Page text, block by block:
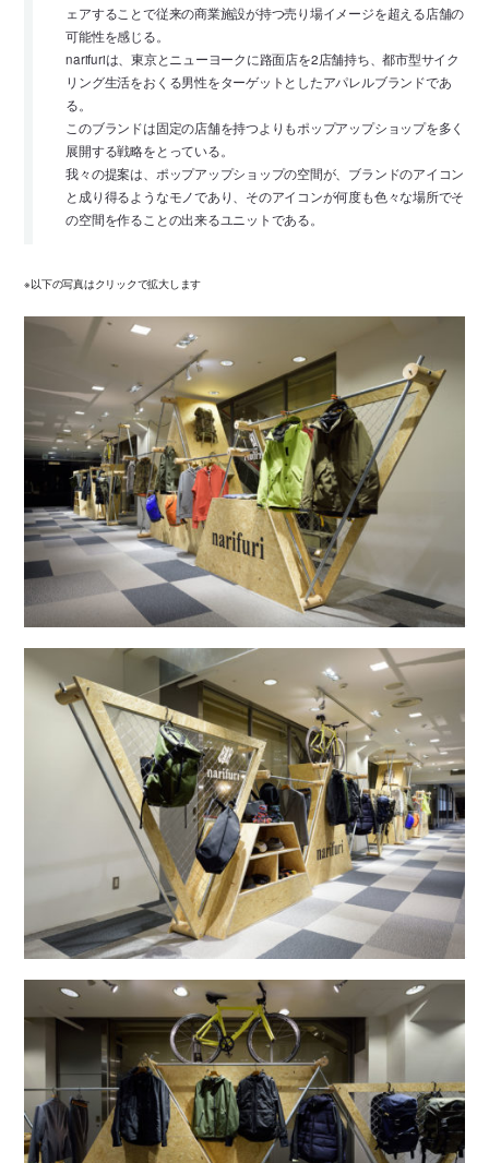
ェアすることで従来の商業施設が持つ売り場イメージを超える店舗の
可能性を感じる。
narifuriは、東京とニューヨークに路面店を2店舗持ち、都市型サイク
リング生活をおくる男性をターゲットとしたアパレルブランドであ
る。
このブランドは固定の店舗を持つよりもポップアップショップを多く
展開する戦略をとっている。
我々の提案は、ポップアップショップの空間が、ブランドのアイコン
と成り得るようなモノであり、そのアイコンが何度も色々な場所でそ
の空間を作ることの出来るユニットである。
※以下の写真はクリックで拡大します